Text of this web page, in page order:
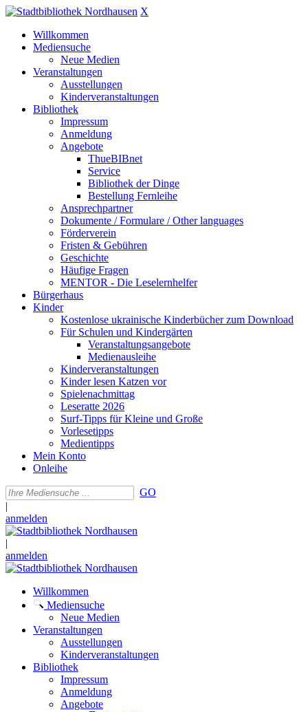
X
Willkommen
Mediensuche
Neue Medien
Veranstaltungen
Ausstellungen
Kinderveranstaltungen
Bibliothek
Impressum
Anmeldung
Angebote
ThueBIBnet
Service
Bibliothek der Dinge
Bestellung Fernleihe
Ansprechpartner
Dokumente / Formulare / Other languages
Förderverein
Fristen & Gebühren
Geschichte
Häufige Fragen
MENTOR - Die Leselernhelfer
Bürgerhaus
Kinder
Kostenlose ukrainische Kinderbücher zum Download
Für Schulen und Kindergärten
Veranstaltungsangebote
Medienausleihe
Kinderveranstaltungen
Kinder lesen Katzen vor
Spielenachmittag
Leseratte 2026
Surf-Tipps für Kleine und Große
Vorlesetipps
Medientipps
Mein Konto
Onleihe
GO
|
anmelden
|
anmelden
Willkommen
Mediensuche
Neue Medien
Veranstaltungen
Ausstellungen
Kinderveranstaltungen
Bibliothek
Impressum
Anmeldung
Angebote